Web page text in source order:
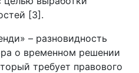
[3].
– разновидность
о временном решении
требует правового